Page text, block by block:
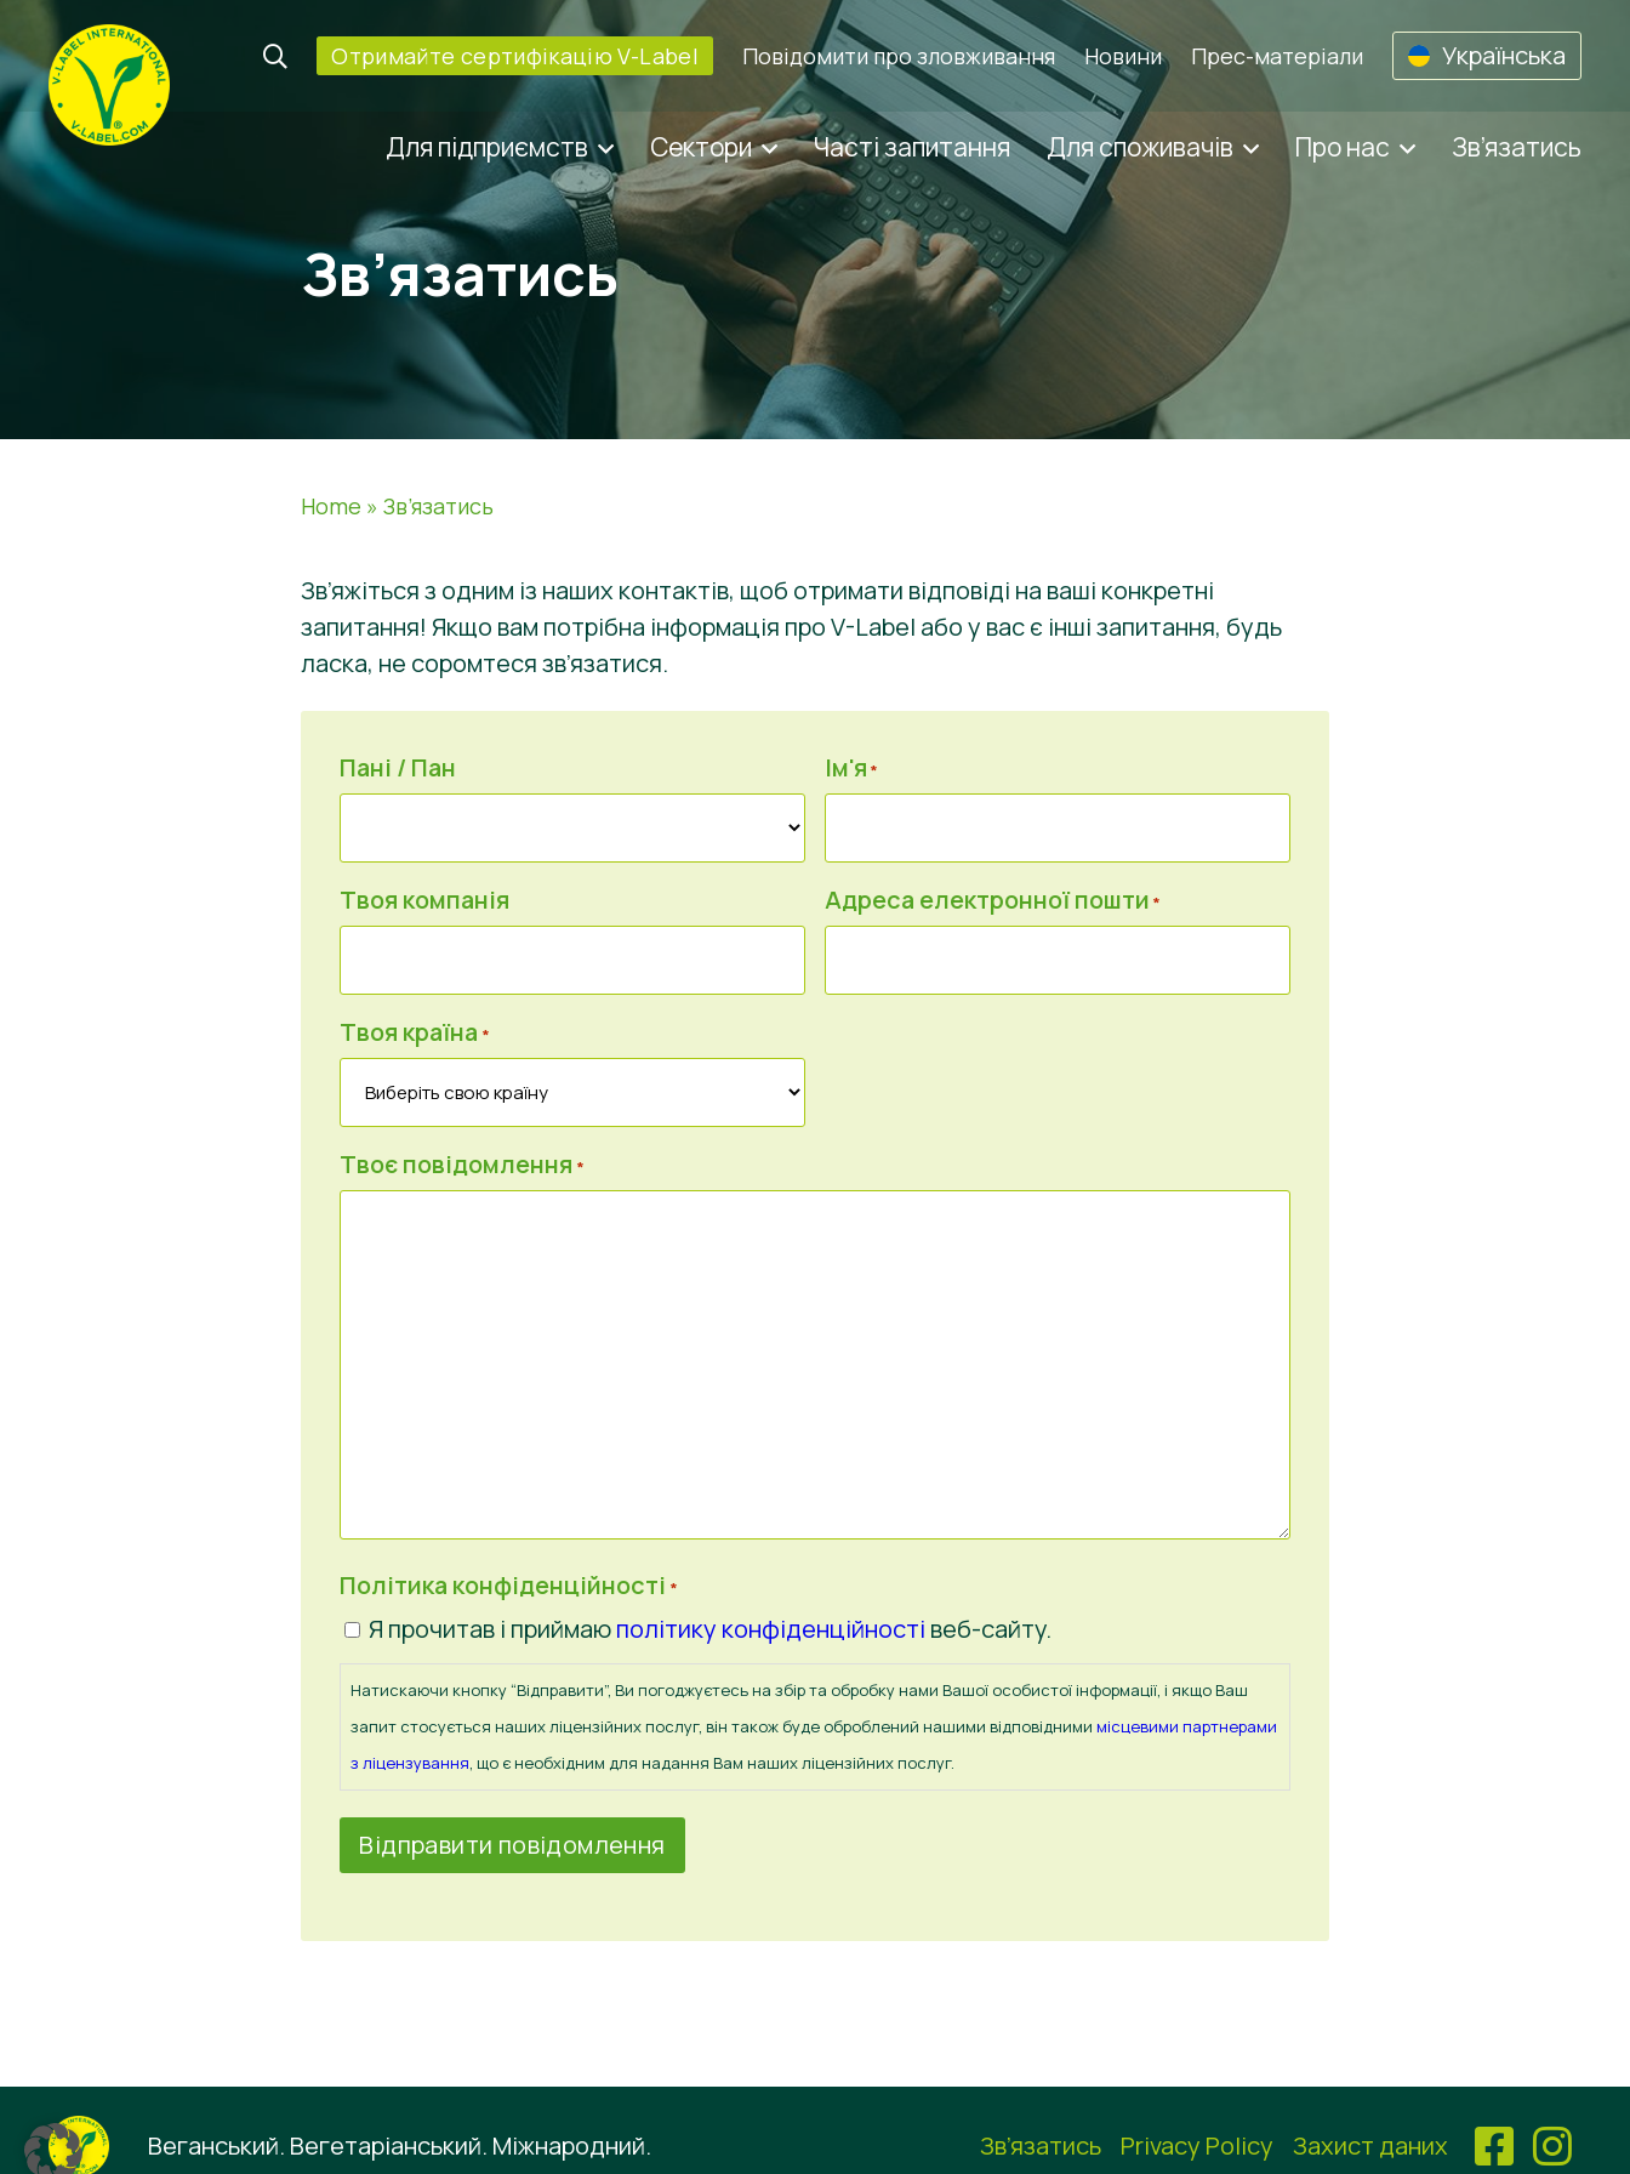
Oтримайте сертифікацію V-Label Повідомити про зловживання Новини Прес-матеріали Українська
Для підприємств Сектори Часті запитання Для споживачів Про нас Зв’язатись
Зв’язатись
Home »Зв’язатись
Зв’яжіться з одним із наших контактів, щоб отримати відповіді на ваші конкретні
запитання! Якщо вам потрібна інформація про V-Label або у вас є інші запитання, будь
ласка, не соромтеся зв’язатися.
Пані / Пан Ім'я *
Твоя компанія Адреса електронної пошти *
Твоя країна *
Твоє повідомлення *
Політика конфіденційності *
Я прочитав і приймаюполітику конфіденційності веб-сайту.
Натискаючи кнопку “Відправити”, Ви погоджуєтесь на збір та обробку нами Вашої особистої інформації, і якщо Ваш
запит стосується наших ліцензійних послуг, він також буде оброблений нашими відповідними місцевими партнерами
з ліцензування, що є необхідним для надання Вам наших ліцензійних послуг.
Веганський. Вегетаріанський. Міжнародний. Зв’язатись Privacy Policy Захист даних